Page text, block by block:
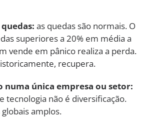
as quedas são normais. O
superiores a 20% em média a
vende em pânico realiza a perda.
recupera.
numa única empresa ou setor:
tecnologia não é diversificação.
globais amplos.